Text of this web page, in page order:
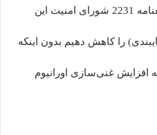
توافق) نیست. بند 36 توافق و قطعنامه 2231 شورای امنیت این
را کاهش دهیم بدون اینکه
افزایش غنی‌سازی اورانیوم